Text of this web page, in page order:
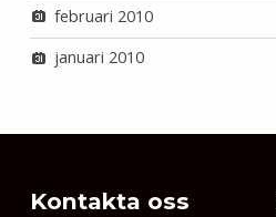
februari 2010
januari 2010
Kontakta oss